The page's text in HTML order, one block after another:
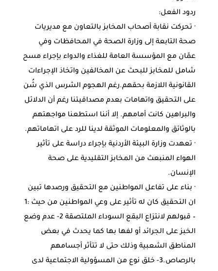
ردود الفعل:
· تحركت نقابة أصحاب المخابز بالتعاون مع مديريات
صحة التابعة إلى وزارة الصحة في المحافظات وفي
عمّان مع المؤسسة العامة للغذاء والدواء بإجراء مسح
شامل للمخابز للبحث عن المخالفين واتخاذ الإجراءات
القانونية اللازمة بحقهم.رغم الهجوم الشرس الذي شُن
على التحقيق واتهامات بعدم مصداقيتنا رغم أن الدلائل
والبراهين كانت أمامهم. إلا أننا استطعنا مواجهتهم
بالوثائق والمعلومات الموثقة لدينا للرد على اتهاماتهم.
· تعهدت وزارة البيئة الأردنية بإجراء دراسة على تأثير
الهواء المنبعث من المخابز التقليدية على صحة
الإنسان.
· بناء على تفاعل المواطنين مع التحقيق ورصدها تبين
ان التحقيق كان له تأثير على وعي المواطنين من حيث :1
– قبولهم لانتزاع البقع السوداء الملتصقة 2- عدم وضع
الخبز على الجرائد أو لفها بها كما يحدث في بعض
المناطق الشعبية وذلك حتى لا تتأثر أجسامهم
بالرصاص.3- خلق نوع من المسؤولية الاجتماعية لدى